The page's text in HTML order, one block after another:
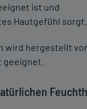
ist und
Hautgefühl sorgt.
wird hergestellt
geeignet.